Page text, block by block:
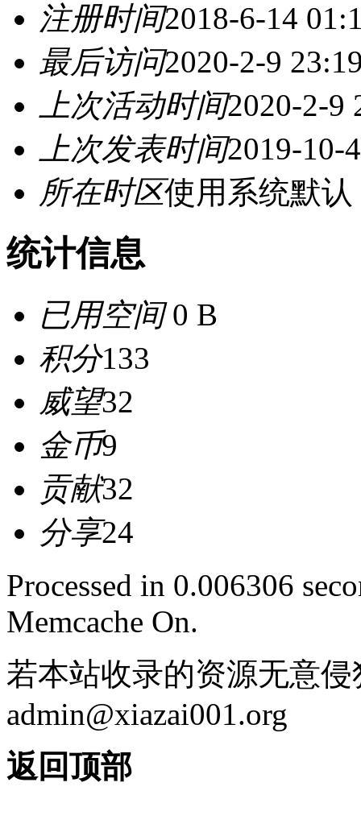
注册时间2018-6-14
最后访问2020-2-9
上次活动时间2020-2-9
上次发表时间2019-10-
所在时区使用系统默认
统计信息
已用空间0 B
积分133
威望32
金币9
贡献32
分享24
Processed in 0.006306
Memcache On.
若本站收录的资源无意
admin@xiazai001.org
返回顶部